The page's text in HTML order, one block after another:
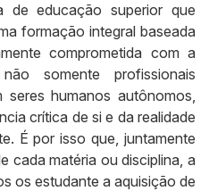
de educação superior que
formação integral baseada
comprometida com a
somente profissionais
seres humanos autônomos,
crítica de si e da realidade
É por isso que, juntamente
cada matéria ou disciplina, a
os estudante a aquisição de